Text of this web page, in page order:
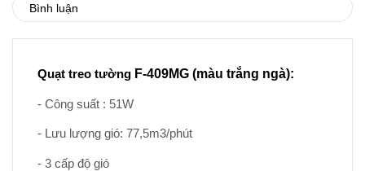
Bình luận
Quạt treo tường F-409MG (màu trắng ngà):
- Công suất : 51W
- Lưu lượng gió: 77,5m3/phút
- 3 cấp độ gió